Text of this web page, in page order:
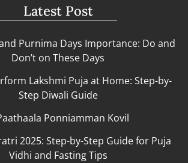
Latest Post
Purnima Days Importance: Do and
Don’t on These Days
Lakshmi Puja at Home: Step-by-
Step Diwali Guide
Ponniamman Kovil
2025: Step-by-Step Guide for Puja
Vidhi and Fasting Tips